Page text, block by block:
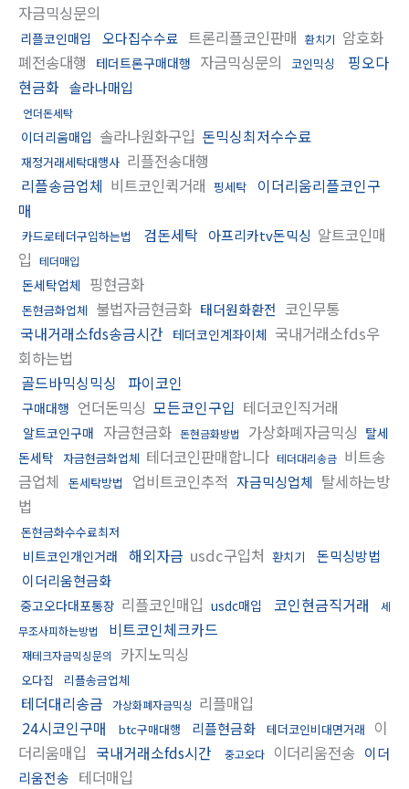
자금믹싱문의
리플코인매입 오다집수수료 트론리플코인판매 환치기 암호화
폐전송대행
테더트론구매대행 자금믹싱문의 코인믹싱
핑오다
현금화 솔라나매입
언더돈세탁
이더리움매입 솔라나원화구입 돈믹싱최저수수료
재정거래세탁대행사 리플전송대행
리플송금업체 비트코인퀵거래 핑세탁
이더리움리플코인구
매
카드로테더구입하는법 검돈세탁 아프리카tv돈믹싱 알트코인매
입 테더매입
돈세탁업체 핑현금화
돈현금화업체 불법자금현금화 태더원화환전 코인무통
국내거래소fds송금시간 테더코인계좌이체 국내거래소fds우
회하는법
골드바믹싱믹싱
파이코인
구매대행 언더돈믹싱 모든코인구입 테더코인직거래
알트코인구매 자금현금화 돈현금화방법 가상화폐자금믹싱 탈세
돈세탁
자금현금화업체 테더코인판매합니다 테더대리송금 비트송
금업체
돈세탁방법 업비트코인추적 자금믹싱업체 탈세하는방
법
돈현금화수수료최저
비트코인개인거래 해외자금 usdc구입처 환치기
돈믹싱방법
이더리움현금화
중고오다대포통장 리플코인매입 usdc매입 코인현금직거래
세
무조사피하는방법
비트코인체크카드
재테크자금믹싱문의 카지노믹싱
오다집 리플송금업체
테더대리송금 가상화폐자금믹싱 리플매입
24시코인구매
btc구매대행 리플현금화 테더코인비대면거래
이
더리움매입 국내거래소fds시간 중고오다 이더리움전송 이더
리움전송 테더매입